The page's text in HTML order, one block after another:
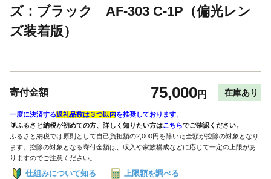
ズ：ブラック AF-303 C-1P（偏光レン
ズ装着版）
寄付金額 75,000円 在庫あり
一度に決済する返礼品数は３つ以内を推奨しております。
🔰ふるさと納税が初めての方、詳しく知りたい方はこちらでご確認ください。
ふるさと納税では原則として自己負担額の2,000円を除いた全額が控除の対象となり
ます。控除の対象となる寄付金額は、収入や家族構成などに応じて一定の上限があ
りますのでご注意ください。
仕組みについて知る 上限額を調べる